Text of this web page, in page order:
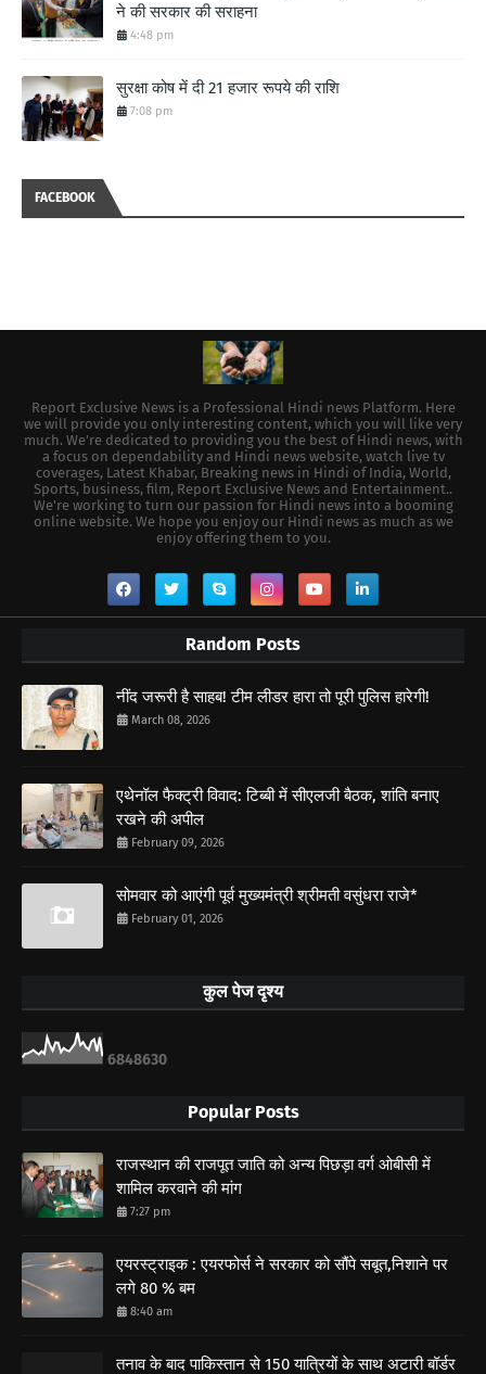
ने की सरकार की सराहना
4:48 pm
सुरक्षा कोष में दी 21 हजार रूपये की राशि
7:08 pm
FACEBOOK
Report Exclusive News is a Professional Hindi news Platform. Here
we will provide you only interesting content, which you will like very
much. We're dedicated to providing you the best of Hindi news, with
a focus on dependability and Hindi news website, watch live tv
coverages, Latest Khabar, Breaking news in Hindi of India, World,
Sports, business, film, Report Exclusive News and Entertainment..
We're working to turn our passion for Hindi news into a booming
online website. We hope you enjoy our Hindi news as much as we
enjoy offering them to you.
Random Posts
नींद जरूरी है साहब! टीम लीडर हारा तो पूरी पुलिस हारेगी!
March 08, 2026
एथेनॉल फैक्ट्री विवाद: टिब्बी में सीएलजी बैठक, शांति बनाए
रखने की अपील
February 09, 2026
सोमवार को आएंगी पूर्व मुख्यमंत्री श्रीमती वसुंधरा राजे*
February 01, 2026
कुल पेज दृश्य
6848630
Popular Posts
राजस्थान की राजपूत जाति को अन्य पिछड़ा वर्ग ओबीसी में
शामिल करवाने की मांग
7:27 pm
एयरस्ट्राइक : एयरफोर्स ने सरकार को सौंपे सबूत,निशाने पर
लगे 80 % बम
8:40 am
तनाव के बाद पाकिस्तान से 150 यात्रियों के साथ अटारी बॉर्डर